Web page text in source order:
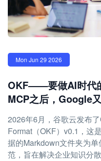
Mon Jun 29 2026
OKF——要做AI时代
MCP之后，Google
2026年6月，谷歌云发布
Format（OKF）v0.1，这
据的Markdown文件夹为
范，旨在解决企业知识分散